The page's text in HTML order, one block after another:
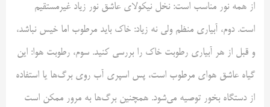
از همه نور مناسب است: نخل نیکولای عاشق نور زیاد غیرمستقیم
است. دوم، آبیاری منظم ولی نه زیاد: خاک باید مرطوب اما خیس نباشد،
و قبل از هر آبیاری رطوبت خاک را بررسی کنید. سوم، رطوبت هوا: این
گیاه عاشق هوای مرطوب است، پس اسپری آب روی برگ‌ها یا استفاده
از دستگاه بخور توصیه می‌شود. همچنین برگ‌ها به مرور ممکن است